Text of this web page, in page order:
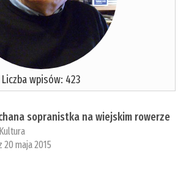
Liczba wpisów: 423
sopranistka na wiejskim rowerze
Kultura
20 maja 2015